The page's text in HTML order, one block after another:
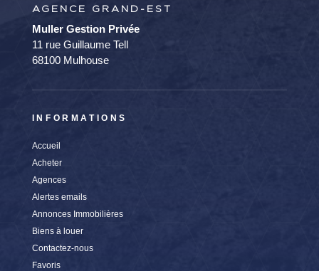
AGENCE GRAND-EST
Muller Gestion Privée
11 rue Guillaume Tell
68100 Mulhouse
INFORMATIONS
Accueil
Acheter
Agences
Alertes emails
Annonces Immobilières
Biens à louer
Contactez-nous
Favoris